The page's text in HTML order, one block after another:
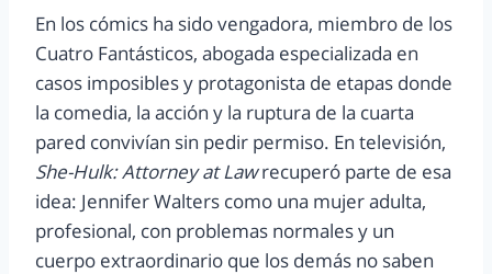
En los cómics ha sido vengadora, miembro de los
Cuatro Fantásticos, abogada especializada en
casos imposibles y protagonista de etapas donde
la comedia, la acción y la ruptura de la cuarta
pared convivían sin pedir permiso. En televisión,
She-Hulk: Attorney at Lawrecuperó parte de esa
idea: Jennifer Walters como una mujer adulta,
profesional, con problemas normales y un
cuerpo extraordinario que los demás no saben